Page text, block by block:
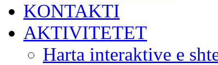
KONTAKTI
AKTIVITETET
Harta interaktive e